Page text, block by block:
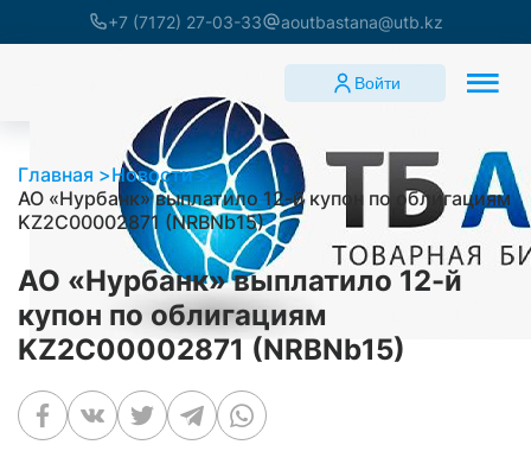
+7 (7172) 27-03-33 aoutbastana@utb.kz
Войти
Главная
Новости
АО «Нурбанк» выплатило 12-й купон по облигациям
KZ2C00002871 (NRBNb15)
АО «Нурбанк» выплатило 12-й
купон по облигациям
KZ2C00002871 (NRBNb15)